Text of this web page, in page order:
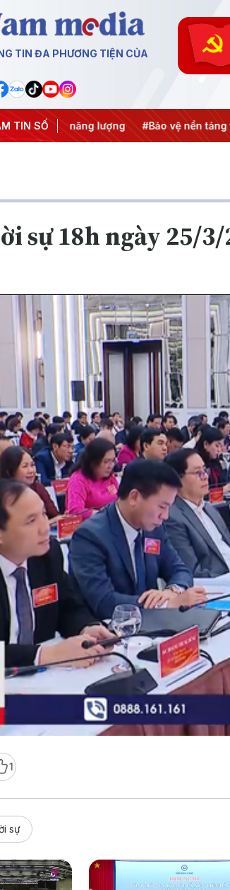
TIN ĐA PHƯƠNG TIỆN CỦA
TIN SỐ
ninh năng lượng #Bảo vệ nền tảng tư
sự 18h ngày 25/3/
1
sự